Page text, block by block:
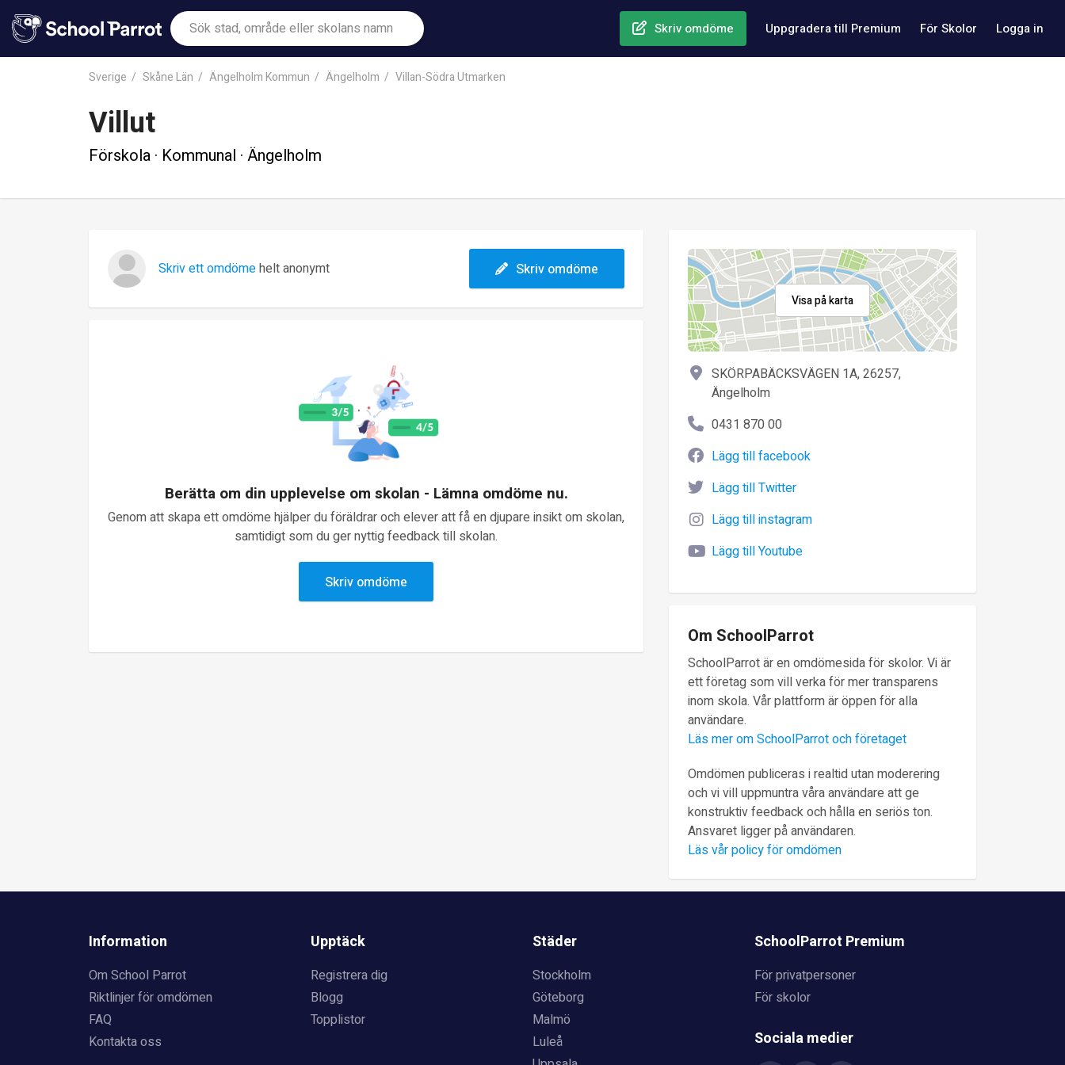
Skriv omdöme Uppgradera till Premium För Skolor Logga in
Sverige Skåne Län Ängelholm Kommun Ängelholm Villan-Södra Utmarken
Villut
Förskola · Kommunal · Ängelholm
Skriv ett omdömehelt anonymt Skriv omdöme
Berätta om din upplevelse om skolan - Lämna omdöme nu.
Genom att skapa ett omdöme hjälper du föräldrar och elever att få en djupare insikt om skolan,
samtidigt som du ger nyttig feedback till skolan.
Skriv omdöme
Visa på karta
SKÖRPABÄCKSVÄGEN 1A, 26257,
Ängelholm
0431 870 00
Lägg till facebook
Lägg till Twitter
Lägg till instagram
Lägg till Youtube
Om SchoolParrot
SchoolParrot är en omdömesida för skolor. Vi är
ett företag som vill verka för mer transparens
inom skola. Vår plattform är öppen för alla
användare.
Läs mer om SchoolParrot och företaget
Omdömen publiceras i realtid utan moderering
och vi vill uppmuntra våra användare att ge
konstruktiv feedback och hålla en seriös ton.
Ansvaret ligger på användaren.
Läs vår policy för omdömen
Information
Om School Parrot
Riktlinjer för omdömen
FAQ
Kontakta oss
Upptäck
Registrera dig
Blogg
Topplistor
Städer
Stockholm
Göteborg
Malmö
Luleå
SchoolParrot Premium
För privatpersoner
För skolor
Sociala medier